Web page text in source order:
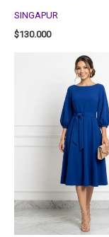
SINGAPUR
$130.000